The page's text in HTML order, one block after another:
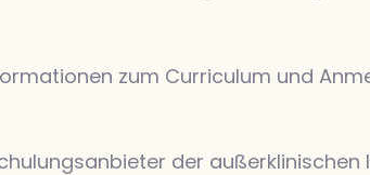
zum Curriculum und
der